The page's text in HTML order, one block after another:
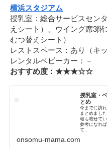
横浜スタジアム
授乳室：総合サービスセン
えシート）、ウイング席3
むつ替えシート）
レストスペース：あり（キ
レンタルベビーカー：－
おすすめ度：★★★☆☆
授乳室・
とめ
今までに訪
まとめまし
報も載せて
参考になれ
て...
onsomu-mama.com